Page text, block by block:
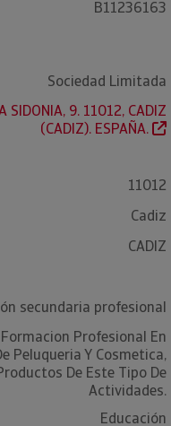
B11236163
Sociedad Limitada
SIDONIA, 9. 11012, CADIZ
(CADIZ). ESPAÑA.
11012
Cadiz
CADIZ
secundaria profesional
Profesional En
Peluqueria Y Cosmetica,
De Este Tipo De
Actividades.
Educación